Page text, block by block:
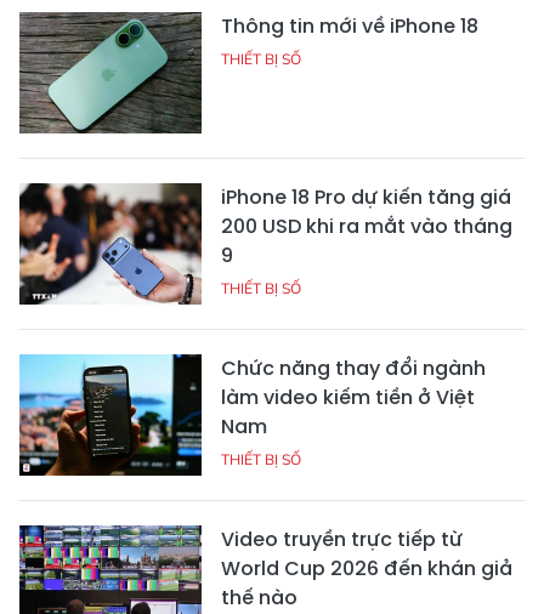
Thông tin mới về iPhone 18
THIẾT BỊ SỐ
iPhone 18 Pro dự kiến tăng giá
200 USD khi ra mắt vào tháng
9
THIẾT BỊ SỐ
Chức năng thay đổi ngành
làm video kiếm tiền ở Việt
Nam
THIẾT BỊ SỐ
Video truyền trực tiếp từ
World Cup 2026 đến khán giả
thế nào